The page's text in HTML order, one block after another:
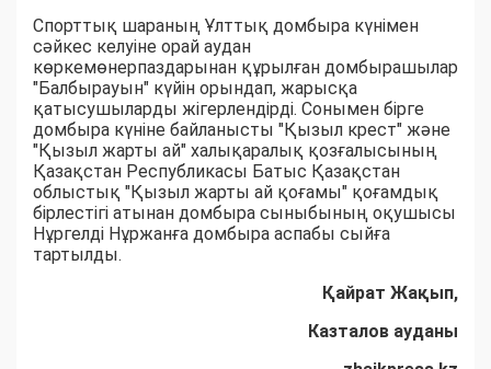
Спорттық шараның Ұлттық домбыра күнімен
сəйкес келуіне орай аудан
көркемөнерпаздарынан құрылған домбырашылар
"Балбырауын" күйін орындап, жарысқа
қатысушыларды жігерлендірді. Сонымен бірге
домбыра күніне байланысты "Қызыл крест" жəне
"Қызыл жарты ай" халықаралық қозғалысының
Қазақстан Республикасы Батыс Қазақстан
облыстық "Қызыл жарты ай қоғамы" қоғамдық
бірлестігі атынан домбыра сыныбының оқушысы
Нұргелді Нұржанға домбыра аспабы сыйға
тартылды.
Қайрат Жақып,
Казталов ауданы